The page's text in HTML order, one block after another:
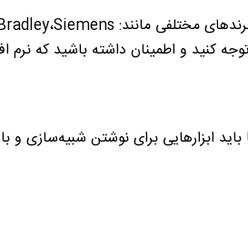
مختلفی مانند: Siemens،
کنید و اطمینان داشته باشید که نرم
باید ابزار‌هایی برای نوشتن شبیه‌سازی